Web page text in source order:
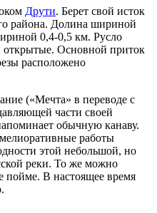
Друти. Берет свой исток
района. Долина шириной
0,4-0,5 км. Русло
открытые. Основной приток
расположено
(«Мечта» в переводе с
части своей
обычную канаву.
работы
этой небольшой, но
реки. То же можно
пойме. В настоящее время